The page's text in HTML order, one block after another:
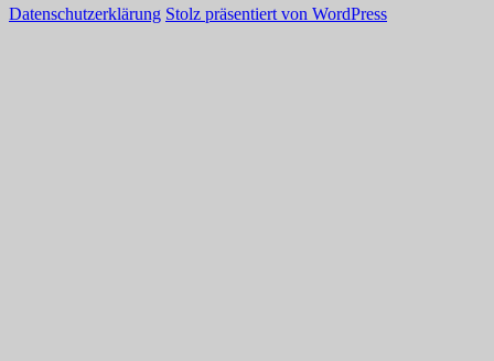
Datenschutzerklärung Stolz präsentiert von WordPress